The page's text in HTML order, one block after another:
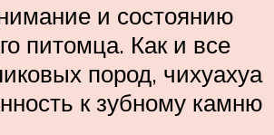
и состоянию
питомца. Как и все
пород, чихуахуа
к зубному камню